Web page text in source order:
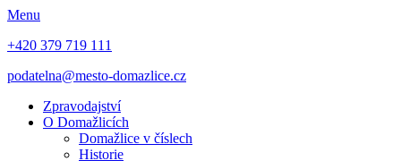
Menu
+420 379 719 111
podatelna@mesto-domazlice.cz
Zpravodajství
O Domažlicích
Domažlice v číslech
Historie